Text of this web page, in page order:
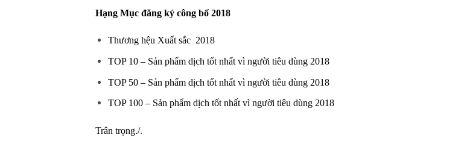
Hạng Mục đăng ký công bố 2018
Thương hệu Xuất sắc 2018
TOP 10 – Sản phẩm dịch tốt nhất vì người tiêu dùng 2018
TOP 50 – Sản phẩm dịch tốt nhất vì người tiêu dùng 2018
TOP 100 – Sản phẩm dịch tốt nhất vì người tiêu dùng 2018
Trân trọng./.